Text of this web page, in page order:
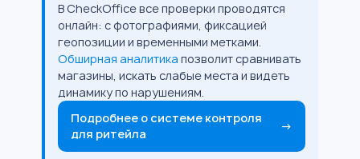
В CheckOffice все проверки проводятся
онлайн: с фотографиями, фиксацией
геопозиции и временными метками.
Обширная аналитика позволит сравнивать
магазины, искать слабые места и видеть
динамику по нарушениям.
Подробнее о системе контроля
для ритейла
→